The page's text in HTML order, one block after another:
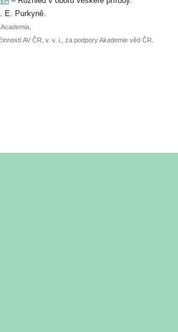
června.
E. Purkyně.
AV ČR, v. v. i., za podpory Akademie věd ČR.